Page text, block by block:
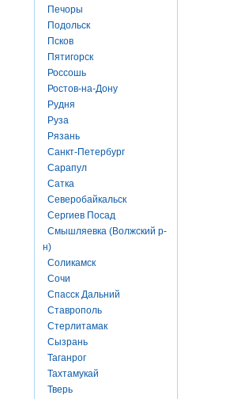
Печоры
Подольск
Псков
Пятигорск
Россошь
Ростов-на-Дону
Рудня
Руза
Рязань
Санкт-Петербург
Сарапул
Сатка
Северобайкальск
Сергиев Посад
Смышляевка (Волжский р-
н)
Соликамск
Сочи
Спасск Дальний
Ставрополь
Стерлитамак
Сызрань
Таганрог
Тахтамукай
Тверь